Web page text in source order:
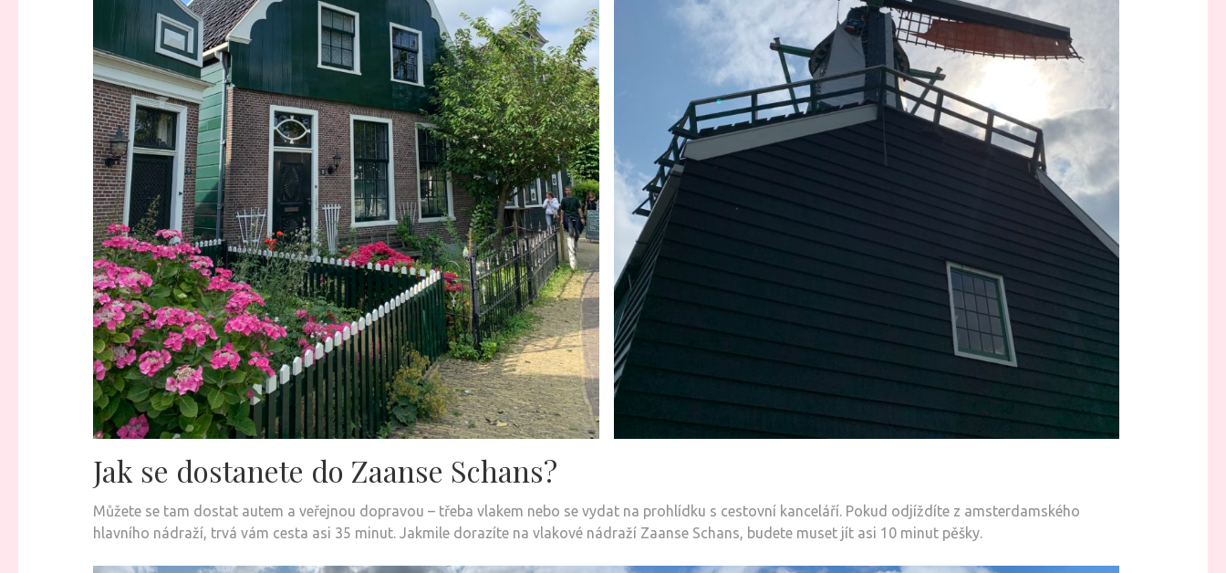
Jak se dostanete do Zaanse Schans?
Můžete se tam dostat autem a veřejnou dopravou – třeba vlakem nebo se vydat na prohlídku s cestovní kanceláří. Pokud odjíždíte z amsterdamského
hlavního nádraží, trvá vám cesta asi 35 minut. Jakmile dorazíte na vlakové nádraží Zaanse Schans, budete muset jít asi 10 minut pěšky.